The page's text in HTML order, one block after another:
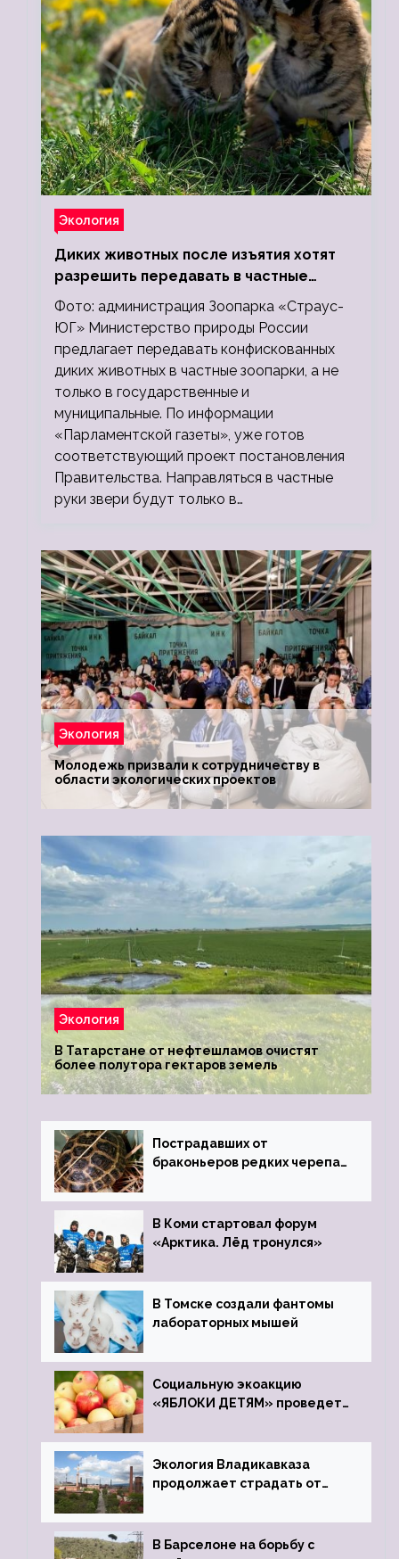
Экология
Диких животных после изъятия хотят
разрешить передавать в частные
зоопарки
Фото: администрация Зоопарка «Страус-
ЮГ» Министерство природы России
предлагает передавать конфискованных
диких животных в частные зоопарки, а не
только в государственные и
муниципальные. По информации
«Парламентской газеты», уже готов
соответствующий проект постановления
Правительства. Направляться в частные
руки звери будут только в…
Экология
Молодежь призвали к сотрудничеству в
области экологических проектов
Экология
В Татарстане от нефтешламов очистят
более полутора гектаров земель
Пострадавших от
браконьеров редких черепах
зоопарк
В Коми стартовал форум
«Арктика. Лёд тронулся»
В Томске создали фантомы
лабораторных мышей
Социальную экоакцию
«ЯБЛОКИ ДЕТЯМ» проведет
Экология Владикавказа
продолжает страдать от
В Барселоне на борьбу с